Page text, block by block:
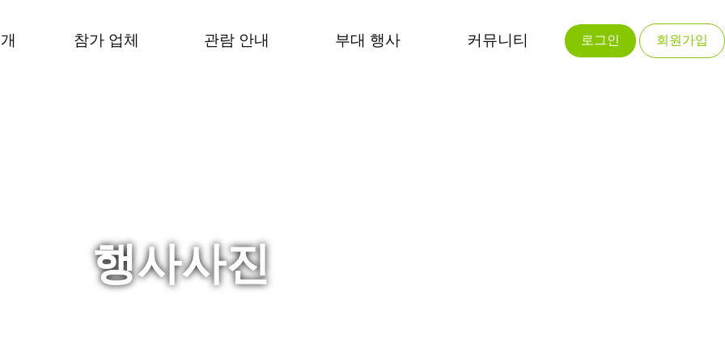
참가 업체 관람 안내 부대 행사 커뮤니티 로그인 회원가입
행사사진